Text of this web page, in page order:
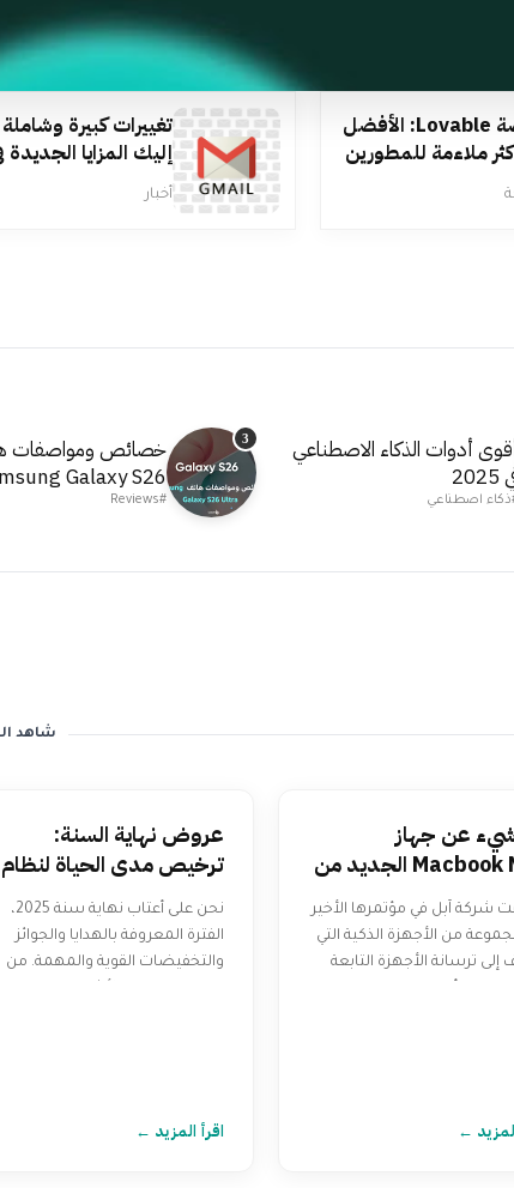
منصة Lovable: الأفضل
ملاءمة للمطورين
تغييرات كبيرة
إليك المزايا الجديدة
خدمة Gmail
أخبار
أدوات الذكاء الاصطناعي
اصطناعي
3
خصائص ومواصفات
Galaxy S26
Ultra
#Reviews
شاهد
عن جهاز
Macbook Neo الجديد من
شركة آبل في مؤتمرها الأخير
من الأجهزة الذكية التي
ترسانة الأجهزة التابعة
←
عروض نهاية السنة:
ترخيص مدى الحياة لنظام
الويندوز بسعر خرافي !
نحن على أعتاب نهاية سنة 2025،
الفترة المعروفة بالهدايا والجوائز
والتخفيضات القوية والمهمة. من
اقرأ المزيد ←